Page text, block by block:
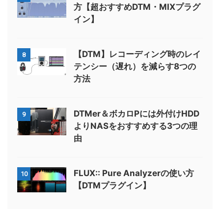
方【超おすすめDTM・MIXプラグ
イン】
8
【DTM】レコーディング時のレイ
テンシー（遅れ）を減らす8つの
方法
9
DTMer＆ボカロPには外付けHDD
よりNASをおすすめする3つの理
由
10
FLUX:: Pure Analyzerの使い方
【DTMプラグイン】